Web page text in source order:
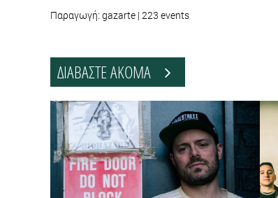
Παραγωγή: gazarte | 223 events
ΔΙΑΒΑΣΤΕ ΑΚΟΜΑ